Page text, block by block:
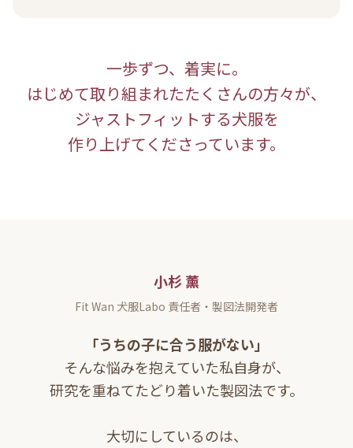
一歩ずつ、着実に。
はじめて取り組まれたたくさんの方々が、
ジャストフィットする犬服を
作り上げてくださっています。
小杉 薰
Fit Wan 犬服Labo 責任者・製図法開発者
「うちの子に合う服がない」
そんな悩みを抱えていた私自身が、
研究を重ねてたどり着いた製図法です。
大切にしているのは、